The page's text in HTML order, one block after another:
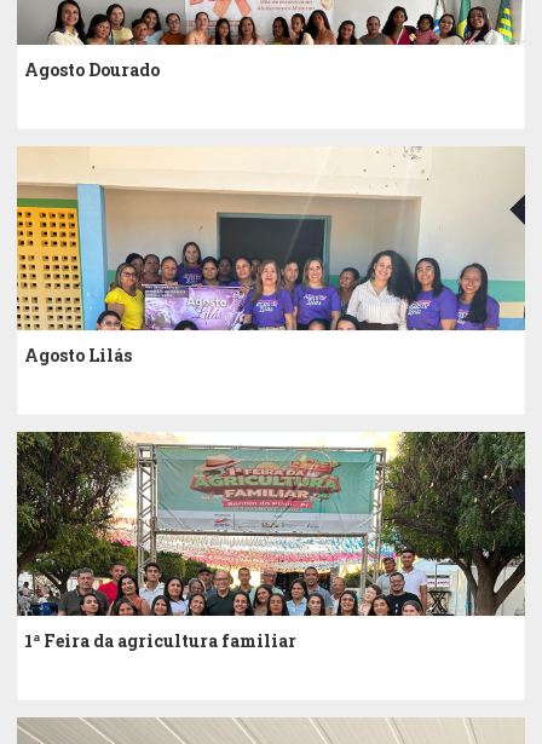
Agosto Dourado
Agosto Lilás
1ª Feira da agricultura familiar